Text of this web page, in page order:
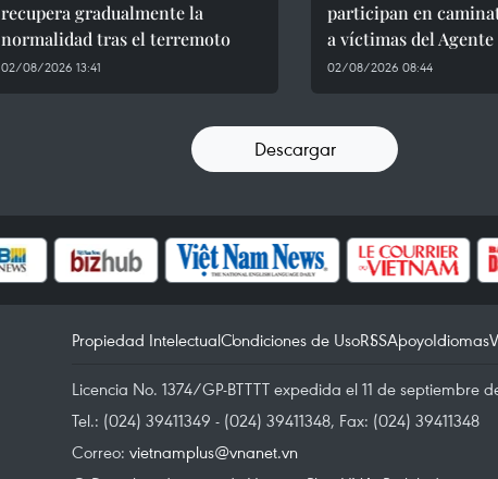
recupera gradualmente la
normalidad tras el terremoto
02/08/2026 13:41
participan en
a víctimas del Agente
02/08/2026 08:44
Descargar
Propiedad IntelectualCondiciones de UsoRSSApoyoIdiomas
Licencia No. 1374/GP-BTTTT expedida el 11 de
Tel.: (024) 39411349 - (024) 39411348, Fax: (024) 39411348
Correo: vietnamplus@vnanet.vn